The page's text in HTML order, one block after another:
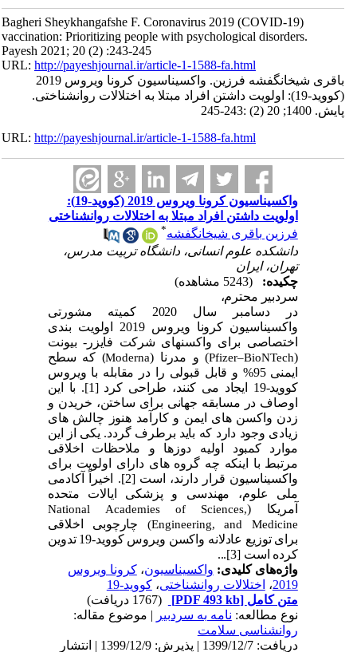
Bagheri Sheykhangafshe F. Coronavirus 2019 (COVID-19)
vaccination: Prioritizing people with psychological disorders.
Payesh 2021; 20 (2) :243-245
URL:http://payeshjournal.ir/article-1-1588-fa.html
باقری شیخانگفشه فرزین. واکسیناسیون کرونا ویروس 2019
(کووید-19): اولویت داشتن افراد مبتلا به اختلالات روانشناختی.
پایش. 1400; 20 (2) :243-245
URL:http://payeshjournal.ir/article-1-1588-fa.html
واکسیناسیون کرونا ویروس 2019 (کووید-19):
اولویت داشتن افراد مبتلا به اختلالات روانشناختی
فرزین باقری شیخانگفشه
دانشکده علوم انسانی، دانشگاه تربیت مدرس،
تهران، ایران
چکیده:
سردبیر محترم،
در دسامبر سال 2020 کمیته مشورتی
واکسیناسیون کرونا ویروس 2019 اولویت­ بندی
اختصاصی برای واکسن­های شرکت فایزر- بیونت
Pfizer–BioNTech) و مدرنا ( Moderna) که سطح
ایمنی 95% و قابل قبولی را در مقابله با ویروس
کووید-19 ایجاد می­ کنند، طراحی کرد
]
1
[. با این
اوصاف در مسابقه جهانی برای ساختن، خریدن و
زدن واکسن­ های ایمن و کارآمد هنوز چالش­ های
زیادی وجود دارد که باید برطرف گردد. یکی از این
موارد کمبود اولیه دوزها و ملاحظات اخلاقی
مرتبط با اینکه چه گروه­ های دارای اولویت برای
واکسیناسیون قرار دارند، است]
2
.[اخیراً آکادمی
ملی علوم، مهندسی و پزشکی ایالات متحده
آمریکا (
National Academies of Sciences,
Engineering, and Medicine
)چارچوبی اخلاقی
برای توزیع عادلانه واکسن ویروس کووید-19 تدوین
کرده است]
3
[
...
واژه‌های کلیدی:واکسیناسیون،کرونا ویروس
2019،اختلالات روانشناختی،کووید-19
متن کامل[PDF 493 kb]
نوع مطالعه:نامه به سردبیر| موضوع مقاله:
روانشناسی سلامت
دریافت: 1399/12/7 | پذیرش: 1399/12/9 | انتشار